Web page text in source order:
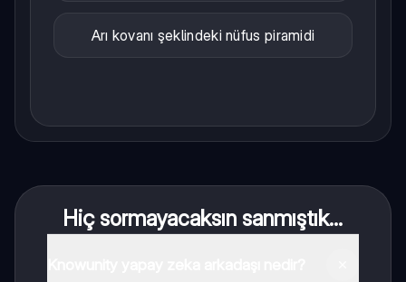
Arı kovanı şeklindeki nüfus piramidi
Hiç sormayacaksın sanmıştık...